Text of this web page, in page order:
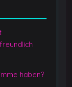
haben?